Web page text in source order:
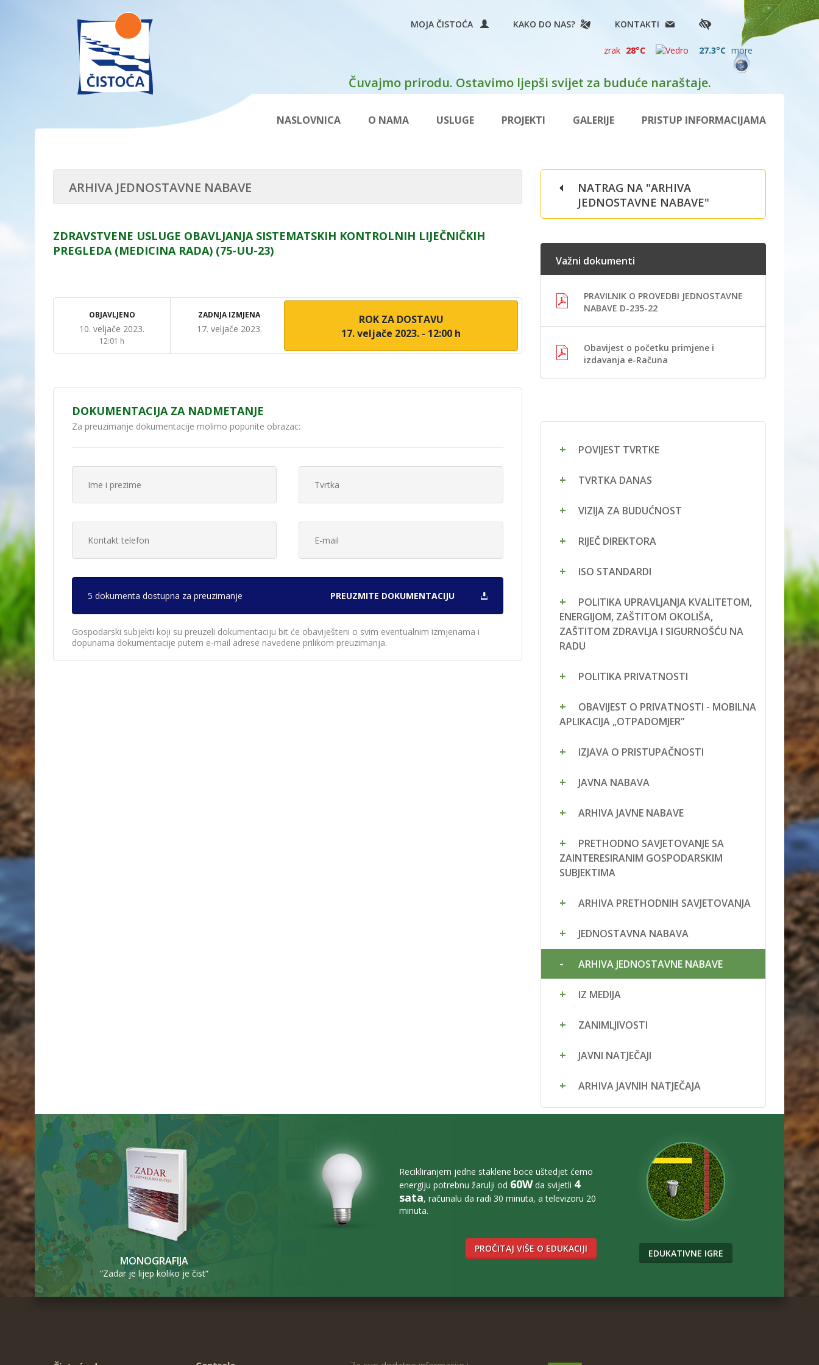
KONTAKTI
KAKO DO NAS?
MOJA ČISTOĆA
zrak 28°C 27.3°C more
Čuvajmo prirodu. Ostavimo ljepši svijet za buduće naraštaje.
NASLOVNICA O NAMA USLUGE PROJEKTI GALERIJE PRISTUP INFORMACIJAMA
ARHIVA JEDNOSTAVNE NABAVE
ZDRAVSTVENE USLUGE OBAVLJANJA SISTEMATSKIH KONTROLNIH LIJEČNIČKIH
PREGLEDA (MEDICINA RADA) (75-UU-23)
OBJAVLJENO
10. veljače 2023.
12:01 h
ZADNJA IZMJENA
17. veljače 2023.
ROK ZA DOSTAVU
17. veljače 2023. - 12:00 h
DOKUMENTACIJA ZA NADMETANJE
Za preuzimanje dokumentacije molimo popunite obrazac:
5 dokumenta dostupna za preuzimanje
Gospodarski subjekti koji su preuzeli dokumentaciju bit će obaviješteni o svim eventualnim izmjenama i
dopunama dokumentacije putem e-mail adrese navedene prilikom preuzimanja.
NATRAG NA "ARHIVA
JEDNOSTAVNE NABAVE"
Važni dokumenti
PRAVILNIK O PROVEDBI JEDNOSTAVNE
NABAVE D-235-22
Obavijest o početku primjene i
izdavanja e-Računa
POVIJEST TVRTKE
TVRTKA DANAS
VIZIJA ZA BUDUĆNOST
RIJEČ DIREKTORA
ISO STANDARDI
POLITIKA UPRAVLJANJA KVALITETOM,
ENERGIJOM, ZAŠTITOM OKOLIŠA,
ZAŠTITOM ZDRAVLJA I SIGURNOŠĆU NA
RADU
POLITIKA PRIVATNOSTI
OBAVIJEST O PRIVATNOSTI - MOBILNA
APLIKACIJA „OTPADOMJER”
IZJAVA O PRISTUPAČNOSTI
JAVNA NABAVA
ARHIVA JAVNE NABAVE
PRETHODNO SAVJETOVANJE SA
ZAINTERESIRANIM GOSPODARSKIM
SUBJEKTIMA
ARHIVA PRETHODNIH SAVJETOVANJA
JEDNOSTAVNA NABAVA
ARHIVA JEDNOSTAVNE NABAVE
IZ MEDIJA
ZANIMLJIVOSTI
JAVNI NATJEČAJI
ARHIVA JAVNIH NATJEČAJA
MONOGRAFIJA
“Zadar je lijep koliko je čist“
Recikliranjem jedne staklene boce uštedjet ćemo
energiju potrebnu žarulji od 60Wda svijetli 4
sata, računalu da radi 30 minuta, a televizoru 20
minuta.
PROČITAJ VIŠE O EDUKACIJI EDUKATIVNE IGRE